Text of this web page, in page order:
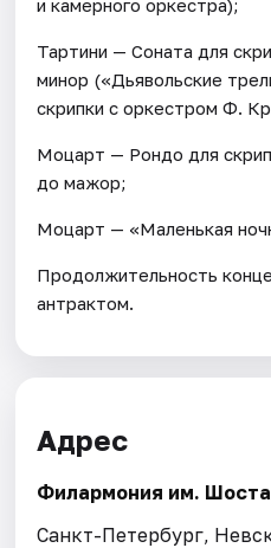
и камерного оркестра);
Тартини — Соната для
минор («Дьявольские
скрипки с оркестром Ф.
Моцарт — Рондо для
до мажор;
Моцарт — «Маленькая
Продолжительность
антрактом.
Адрес
Филармония им.
Санкт-Петербург,